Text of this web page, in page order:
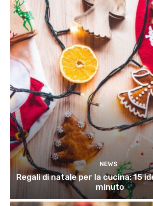
NEWS
Regali di natale per la cucina: 15
minuto